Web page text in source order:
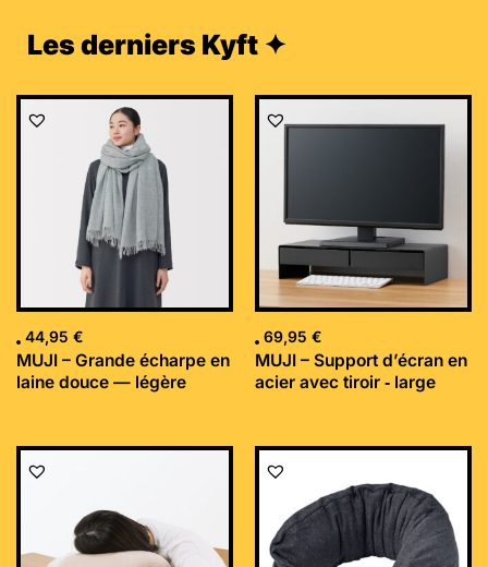
Les derniers Kyft ✦
44,95 €
MUJI – Grande écharpe en
laine douce — légère
69,95 €
MUJI – Support d’écran en
acier avec tiroir ‐ large